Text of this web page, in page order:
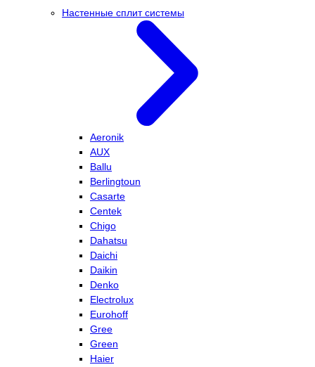
Настенные сплит системы
Aeronik
AUX
Ballu
Berlingtoun
Casarte
Centek
Chigo
Dahatsu
Daichi
Daikin
Denko
Electrolux
Eurohoff
Gree
Green
Haier